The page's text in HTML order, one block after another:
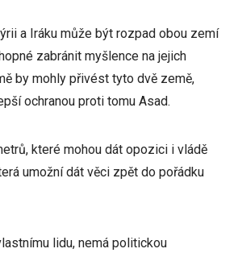
a Iráku může být rozpad obou zemí
zabránit myšlence na jejich
by mohly přivést tyto dvě země,
ochranou proti tomu Asad.
které mohou dát opozici i vládě
umožní dát věci zpět do pořádku
lidu, nemá politickou